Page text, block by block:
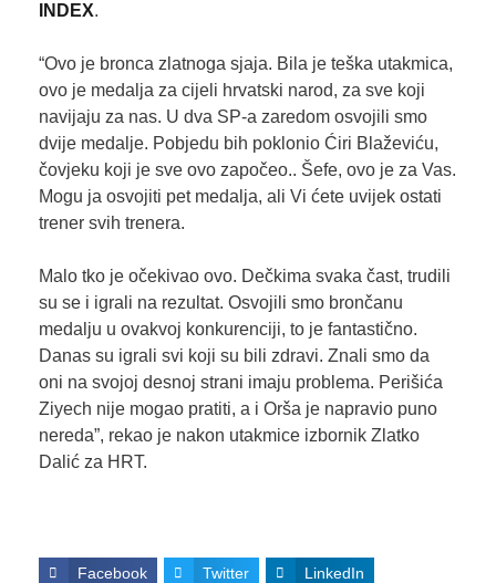
INDEX.
“Ovo je bronca zlatnoga sjaja. Bila je teška utakmica,
ovo je medalja za cijeli hrvatski narod, za sve koji
navijaju za nas. U dva SP-a zaredom osvojili smo
dvije medalje. Pobjedu bih poklonio Ćiri Blaževiću,
čovjeku koji je sve ovo započeo.. Šefe, ovo je za Vas.
Mogu ja osvojiti pet medalja, ali Vi ćete uvijek ostati
trener svih trenera.
Malo tko je očekivao ovo. Dečkima svaka čast, trudili
su se i igrali na rezultat. Osvojili smo brončanu
medalju u ovakvoj konkurenciji, to je fantastično.
Danas su igrali svi koji su bili zdravi. Znali smo da
oni na svojoj desnoj strani imaju problema. Perišića
Ziyech nije mogao pratiti, a i Orša je napravio puno
nereda”, rekao je nakon utakmice izbornik Zlatko
Dalić za HRT.
Facebook Twitter LinkedIn